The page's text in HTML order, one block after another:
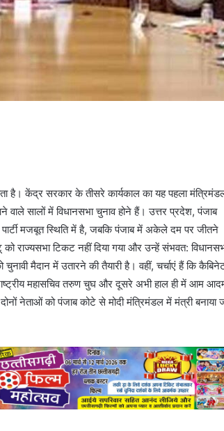
है। केंद्र सरकार के तीसरे कार्यकाल का यह पहला
सालों में विधानसभा चुनाव होने हैं। उत्तर प्रदेश, पंजाब
मजबूत स्थिति में है, जबकि पंजाब में अकेले दम पर जीतने
राज्यसभा टिकट नहीं दिया गया और उन्हें संभवत:
मैदान में उतारने की तैयारी है। वहीं, चर्चाएं हैं कि
महासचिव तरुण चुघ और दूसरे अभी हाल ही में आम
नेताओं को पंजाब कोटे से मोदी मंत्रिमंडल में मंत्री बनाया